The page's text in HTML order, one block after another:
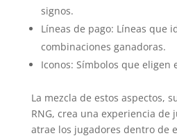
signos.
Líneas de pago: Líneas que
combinaciones ganadoras.
Iconos: Símbolos que eligen
La mezcla de estos aspectos,
RNG, crea una experiencia de
atrae los jugadores dentro de